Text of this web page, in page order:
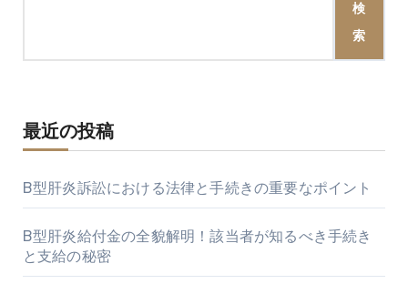
検
索
最近の投稿
B型肝炎訴訟における法律と手続きの重要なポイント
B型肝炎給付金の全貌解明！該当者が知るべき手続き
と支給の秘密